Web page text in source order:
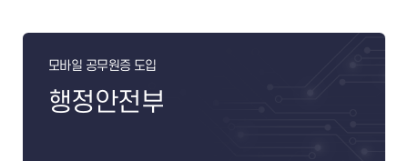
모바일 공무원증 도입
행정안전부